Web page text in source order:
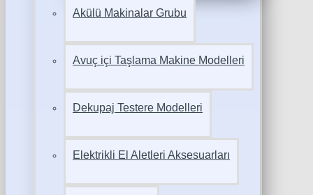
Akülü Makinalar Grubu
Avuç içi Taşlama Makine Modelleri
Dekupaj Testere Modelleri
Elektrikli El Aletleri Aksesuarları